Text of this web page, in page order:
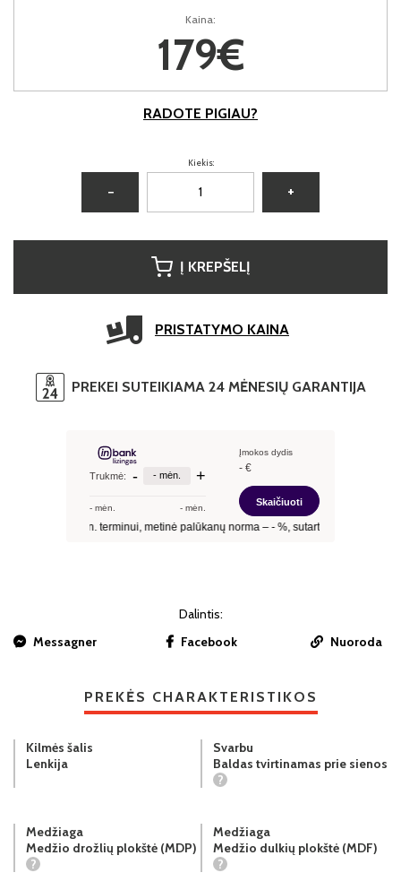
Kaina:
179€
RADOTE PIGIAU?
Kiekis:
− +
Į KREPŠELĮ
PRISTATYMO KAINA
PREKEI SUTEIKIAMA 24 MĖNESIŲ GARANTIJA
Dalintis:
Messagner
Facebook Nuoroda
PREKĖS CHARAKTERISTIKOS
Kilmės šalis
Lenkija
Svarbu
Baldas tvirtinamas prie sienos
?
Medžiaga
Medžio drožlių plokštė (MDP)
?
Medžiaga
Medžio dulkių plokštė (MDF)
?